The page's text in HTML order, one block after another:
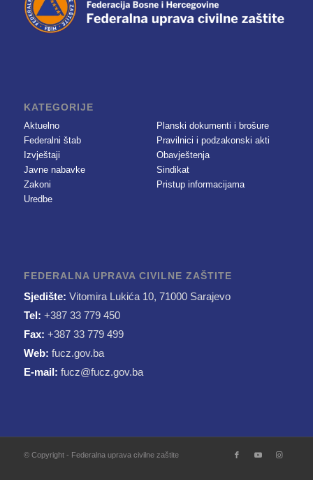
KATEGORIJE
Aktuelno
Federalni štab
Izvještaji
Javne nabavke
Zakoni
Uredbe
Planski dokumenti i brošure
Pravilnici i podzakonski akti
Obavještenja
Sindikat
Pristup informacijama
FEDERALNA UPRAVA CIVILNE ZAŠTITE
Sjedište: Vitomira Lukića 10, 71000 Sarajevo
Tel: +387 33 779 450
Fax: +387 33 779 499
Web: fucz.gov.ba
E-mail: fucz@fucz.gov.ba
© Copyright - Federalna uprava civilne zaštite